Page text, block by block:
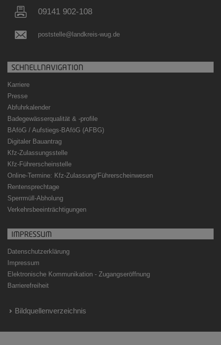
09141 902-108
poststelle@landkreis-wug.de
SCHNELLNAVIGATION
Karriere
Presse
Abfuhrkalender
Badegewässerqualität & -profile
BAföG / Aufstiegs-BAföG (AFBG)
Digitaler Bauantrag
Kfz-Zulassungsstelle
Kfz-Führerscheinstelle
Online-Termine: Kfz-Zulassung/Führerscheinwesen
Rentensprechtage
Sperrmüll-Abholung
Verkehrsbeeinträchtigungen
IMPRESSUM
Datenschutzerklärung
Impressum
Elektronische Kommunikation - Zugangseröffnung
Barrierefreiheit
Bildquellenverzeichnis